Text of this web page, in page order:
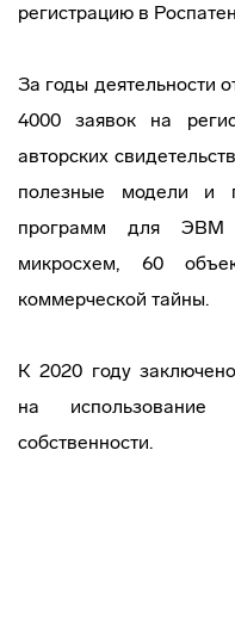
регистрацию в
За годы деятельности
4000 заявок на
авторских
полезные модели и
программ для ЭВМ
микросхем, 60
коммерческой тайны.
К 2020 году
на использование
собственности.